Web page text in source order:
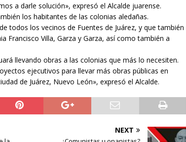
a darle solución», expresó el Alcalde juarense.
los habitantes de las colonias aledañas.
todos los vecinos de Fuentes de Juárez, y que también
Francisco Villa, Garza y Garza, así como también a
llevando obras a las colonias que más lo necesiten.
ejecutivos para llevar más obras públicas en
de Juárez, Nuevo León», expresó el Alcalde.
NEXT